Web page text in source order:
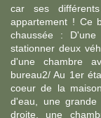
car ses
appartement ! Ce
chaussée :
stationner deux
d'une chambre
bureau2/ Au 1er
coeur de la
d'eau, une
droite, une